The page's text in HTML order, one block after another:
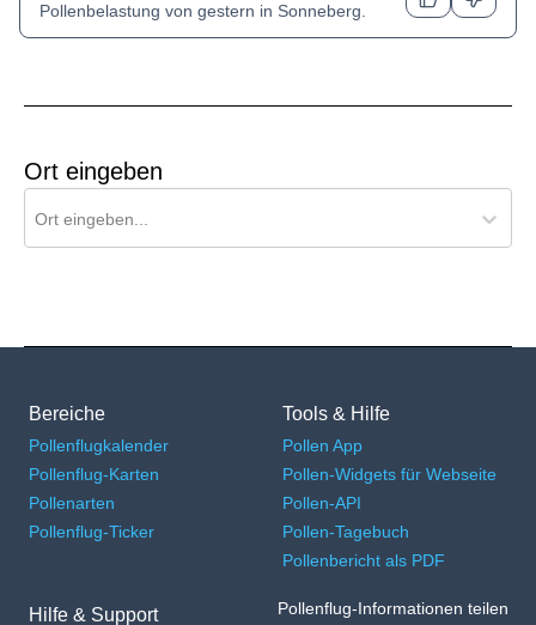
Pollenbelastung von gestern in Sonneberg.
Ort eingeben
Ort eingeben...
Bereiche
Pollenflugkalender
Pollenflug-Karten
Pollenarten
Pollenflug-Ticker
Tools & Hilfe
Pollen App
Pollen-Widgets für Webseite
Pollen-API
Pollen-Tagebuch
Pollenbericht als PDF
Hilfe & Support Pollenflug-Informationen teilen